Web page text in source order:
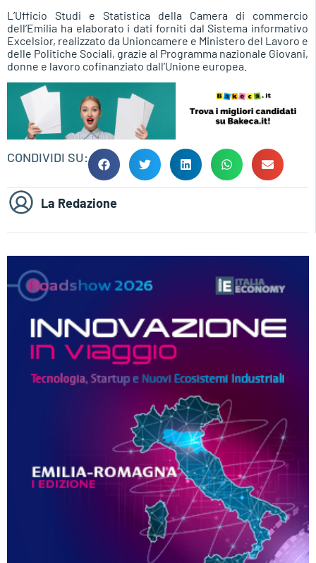
L’Ufficio Studi e Statistica della Camera di commercio
dell’Emilia ha elaborato i dati forniti dal Sistema informativo
Excelsior, realizzato da Unioncamere e Ministero del Lavoro e
delle Politiche Sociali, grazie al Programma nazionale Giovani,
donne e lavoro cofinanziato dall’Unione europea.
CONDIVIDI SU:
La Redazione